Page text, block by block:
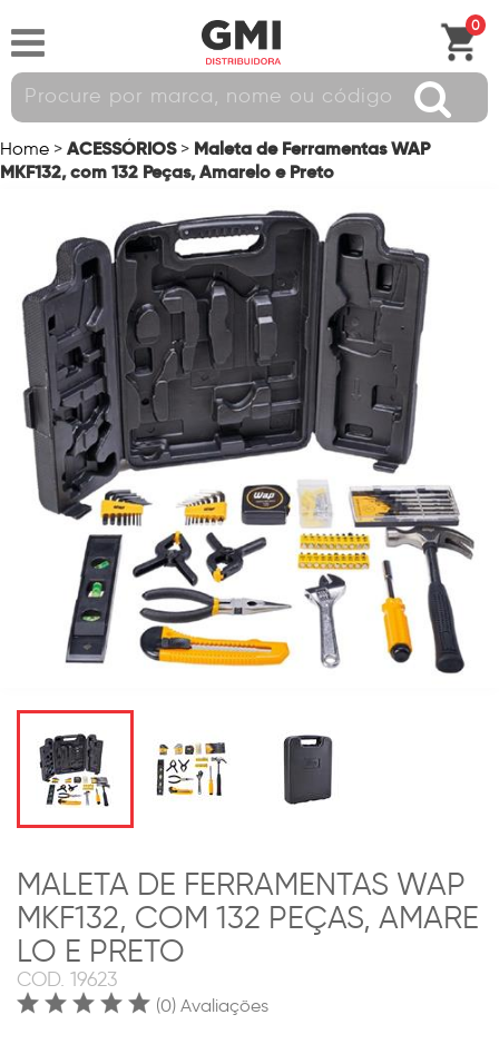
0
Home > ACESSÓRIOS > Maleta de Ferramentas WAP
MKF132, com 132 Peças, Amarelo e Preto
MALETA DE FERRAMENTAS WAP
MKF132, COM 132 PEÇAS, AMARE
LO E PRETO
COD. 19623
(0) Avaliações